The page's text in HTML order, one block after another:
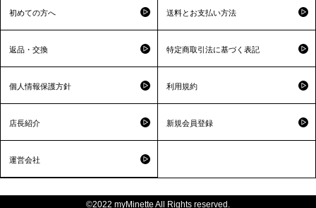
初めての方へ 送料とお支払い方法
返品・交換 特定商取引法に基づく表記
個人情報保護方針 利用規約
店長紹介 新規会員登録
運営会社
©2022 myMinette All Rights reserved.